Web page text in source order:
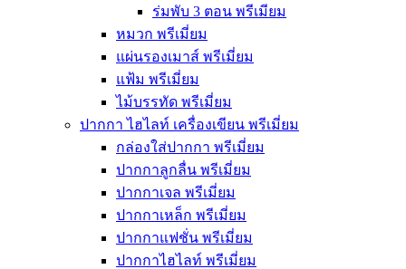
ร่มพับ 3 ตอน พรีเมียม
หมวก พรีเมี่ยม
แผ่นรองเมาส์ พรีเมี่ยม
แฟ้ม พรีเมี่ยม
ไม้บรรทัด พรีเมี่ยม
ปากกา ไฮไลท์ เครื่องเขียน พรีเมี่ยม
กล่องใส่ปากกา พรีเมี่ยม
ปากกาลูกลื่น พรีเมี่ยม
ปากกาเจล พรีเมี่ยม
ปากกาเหล็ก พรีเมี่ยม
ปากกาแฟชั่น พรีเมี่ยม
ปากกาไฮไลท์ พรีเมี่ยม